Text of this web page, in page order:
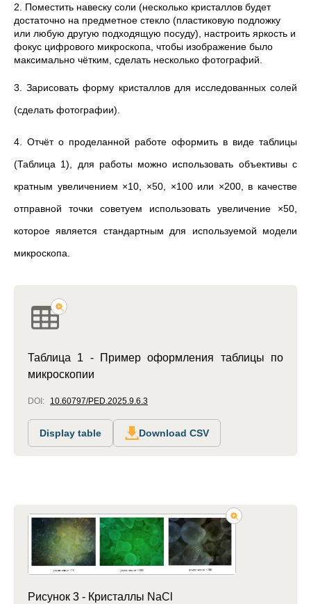
2. Поместить навеску соли (несколько кристаллов будет
достаточно на предметное стекло (пластиковую подложку
или любую другую подходящую посуду), настроить яркость и
фокус цифрового микроскопа, чтобы изображение было
максимально чётким, сделать несколько фотографий.
3. Зарисовать форму кристаллов для исследованных солей
(сделать фотографии).
4. Отчёт о проделанной работе оформить в виде таблицы
(Таблица 1), для работы можно использовать объективы с
кратным увеличением ×10, ×50, ×100 или ×200, в качестве
отправной точки советуем использовать увеличение ×50,
которое является стандартным для используемой модели
микроскопа.
Таблица 1 - Пример оформления таблицы по
микроскопии
DOI: 10.60797/PED.2025.9.6.3
Display table Download CSV
Рисунок 3 - Кристаллы NaCl